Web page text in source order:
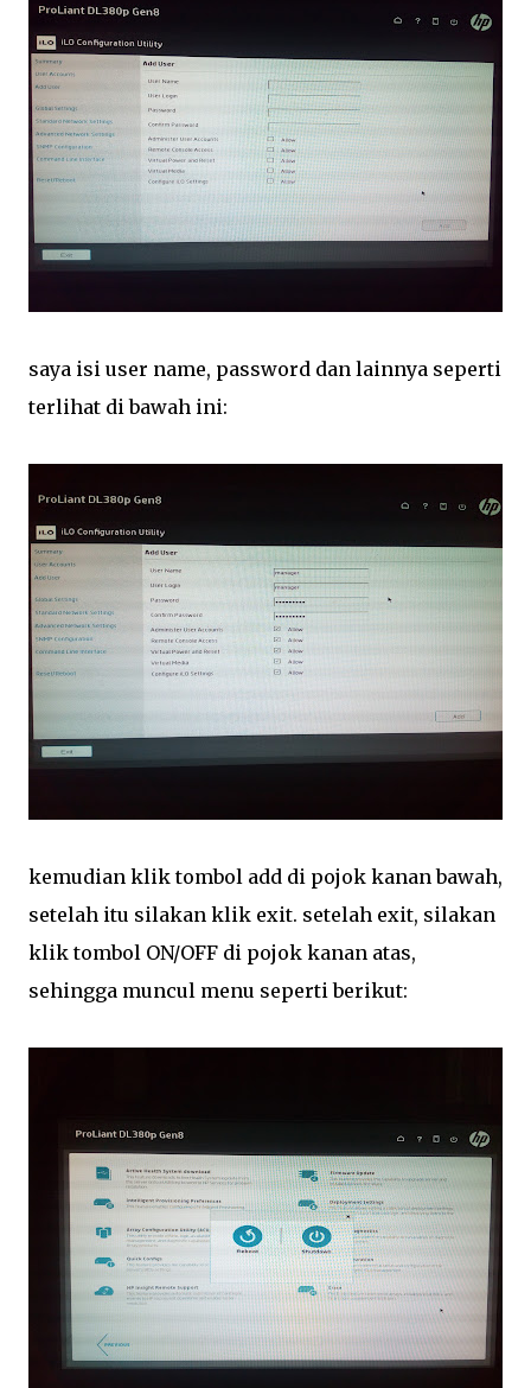
saya isi user name, password dan lainnya seperti
terlihat di bawah ini:
kemudian klik tombol add di pojok kanan bawah,
setelah itu silakan klik exit. setelah exit, silakan
klik tombol ON/OFF di pojok kanan atas,
sehingga muncul menu seperti berikut: